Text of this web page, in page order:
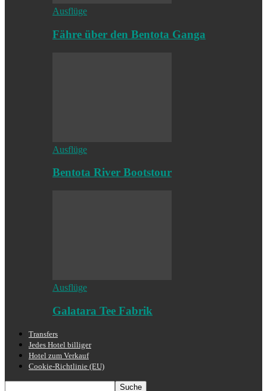
Ausflüge
Fähre über den Bentota Ganga
Ausflüge
Bentota River Bootstour
Ausflüge
Galatara Tee Fabrik
Transfers
Jedes Hotel billiger
Hotel zum Verkauf
Cookie-Richtlinie (EU)